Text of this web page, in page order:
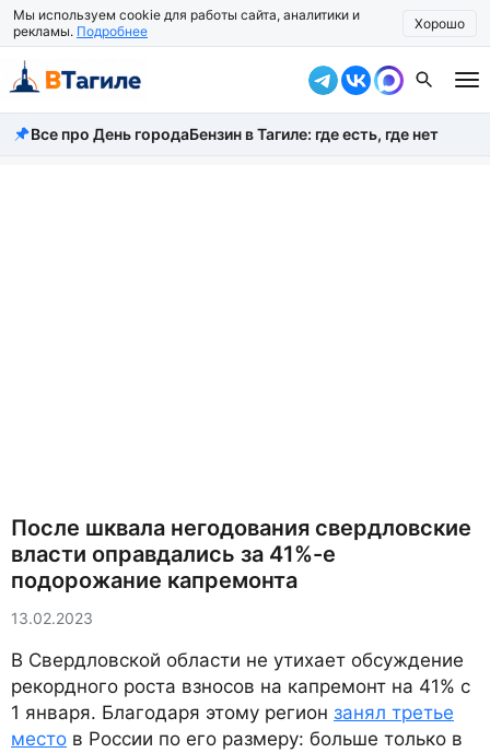
Мы используем cookie для работы сайта, аналитики и
рекламы. Подробнее Хорошо
Все новости
Все про День городаБензин в Тагиле: где есть, где нет
После шквала негодования свердловские
власти оправдались за 41%-е
подорожание капремонта
13.02.2023
В Свердловской области не утихает обсуждение
рекордного роста взносов на капремонт на 41% с
1 января. Благодаря этому регион занял третье
место в России по его размеру: больше только в